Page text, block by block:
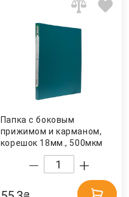
Папка с боковым
прижимом и карманом,
корешок 18мм., 500мкм
пластик, до 120 лист.,
зелен. 4Office